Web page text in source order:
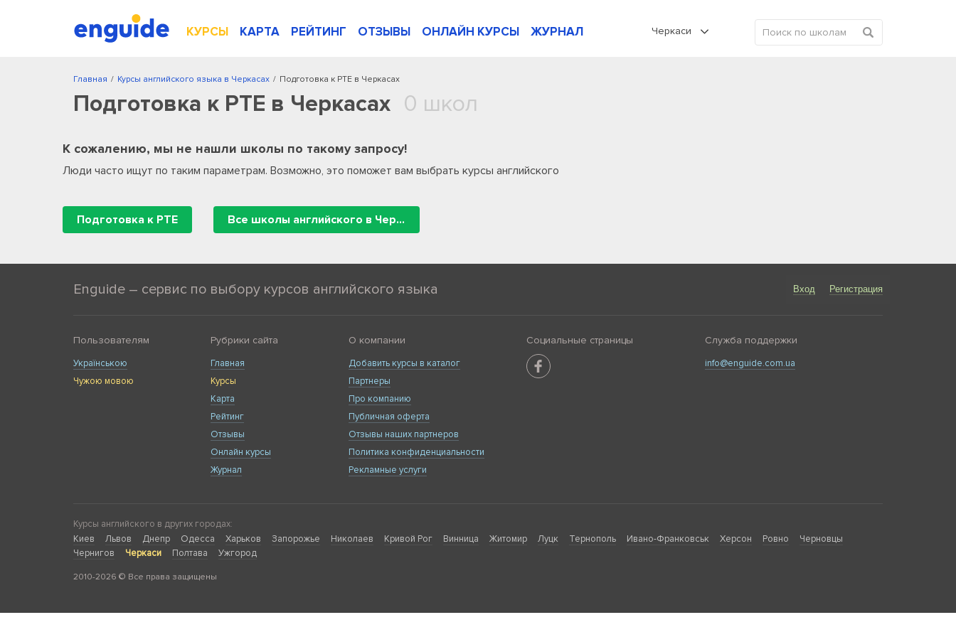
КУРСЫ КАРТА РЕЙТИНГ ОТЗЫВЫ ОНЛАЙН КУРСЫ ЖУРНАЛ Черкаси
/
Главная /
Курсы английского языка в Черкасах Подготовка к PTE в Черкасах
Подготовка к PTE в Черкасах 0 школ
К сожалению, мы не нашли школы по такому запросу!
Люди часто ищут по таким параметрам. Возможно, это поможет вам выбрать курсы английского
Подготовка к PTE Все школы английского в Черкасах
Enguide – сервис по выбору курсов английского языка Вход Регистрация
Пользователям
Українською
Чужою мовою
Рубрики сайта
Главная
Курсы
Карта
Рейтинг
Отзывы
Онлайн курсы
Журнал
О компании
Добавить курсы в каталог
Партнеры
Про компанию
Публичная оферта
Отзывы наших партнеров
Политика конфиденциальности
Рекламные услуги
Социальные страницы Служба поддержки
info@enguide.com.ua
Курсы английского в других городах:
Киев
Львов Днепр Одесса Харьков Запорожье Николаев Кривой Рог Винница Житомир Луцк Тернополь Ивано-Франковськ Херсон Ровно
Черновцы
Чернигов
Черкаси Полтава Ужгород
2010-2026 © Все права защищены